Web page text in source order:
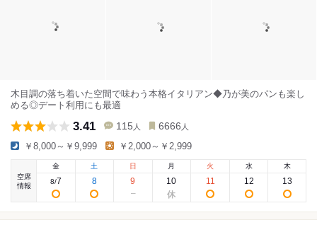
木目調の落ち着いた空間で味わう本格イタリアン◆乃が美のパンも楽し
める◎デート利用にも最適
3.41 115 人 6666 人
￥8,000～￥9,999 ￥2,000～￥2,999
空席
情報
金
8/7
土
8
日
9
月
10
火
11
水
12
木
13